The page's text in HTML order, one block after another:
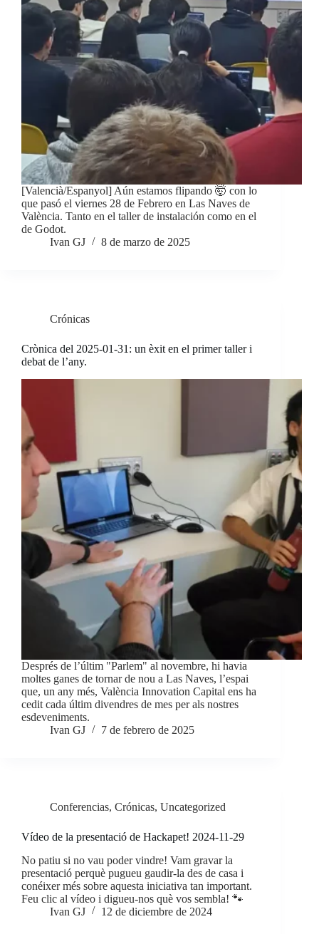
[Valencià/Espanyol] Aún estamos flipando 🤯 con lo
que pasó el viernes 28 de Febrero en Las Naves de
València. Tanto en el taller de instalación como en el
de Godot.
Ivan GJ
8 de marzo de 2025
Crónicas
Crònica del 2025-01-31: un èxit en el primer taller i
debat de l’any.
Després de l’últim "Parlem" al novembre, hi havia
moltes ganes de tornar de nou a Las Naves, l’espai
que, un any més, València Innovation Capital ens ha
cedit cada últim divendres de mes per als nostres
esdeveniments.
Ivan GJ
7 de febrero de 2025
Conferencias, Crónicas, Uncategorized
Vídeo de la presentació de Hackapet! 2024-11-29
No patiu si no vau poder vindre! Vam gravar la
presentació perquè pugueu gaudir-la des de casa i
conéixer més sobre aquesta iniciativa tan important.
Feu clic al vídeo i digueu-nos què vos sembla! 🐾
Ivan GJ
12 de diciembre de 2024